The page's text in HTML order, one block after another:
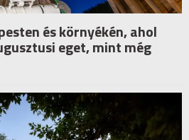
és környékén, ahol
eget, mint még